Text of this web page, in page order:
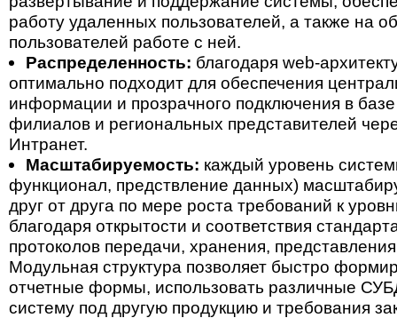
работу удаленных пользователей, а также на
пользователей работе с ней.
Распределенность: благодаря web-
оптимально подходит для обеспечения
информации и прозрачного подключения в
филиалов и региональных представителей
Интранет.
Масштабируемость: каждый уровень
функционал, предствление данных)
друг от друга по мере роста требований к
благодаря открытости и соответствия
протоколов передачи, хранения,
Модульная структура позволяет быстро
отчетные формы, использовать различные
систему под другую продукцию и требования